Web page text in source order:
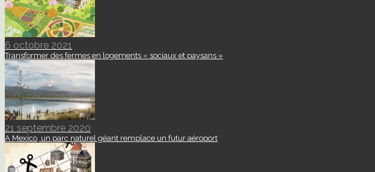
6 octobre 2021
Transformer des fermes en logements « sociaux et paysans »
21 septembre 2020
A Mexico, un parc naturel géant remplace un futur aéroport